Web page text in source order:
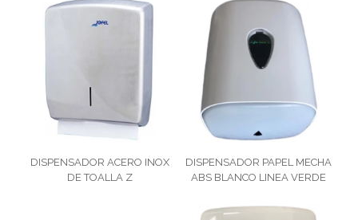
DISPENSADOR ACERO INOX
DE TOALLA Z
DISPENSADOR PAPEL MECHA
ABS BLANCO LINEA VERDE